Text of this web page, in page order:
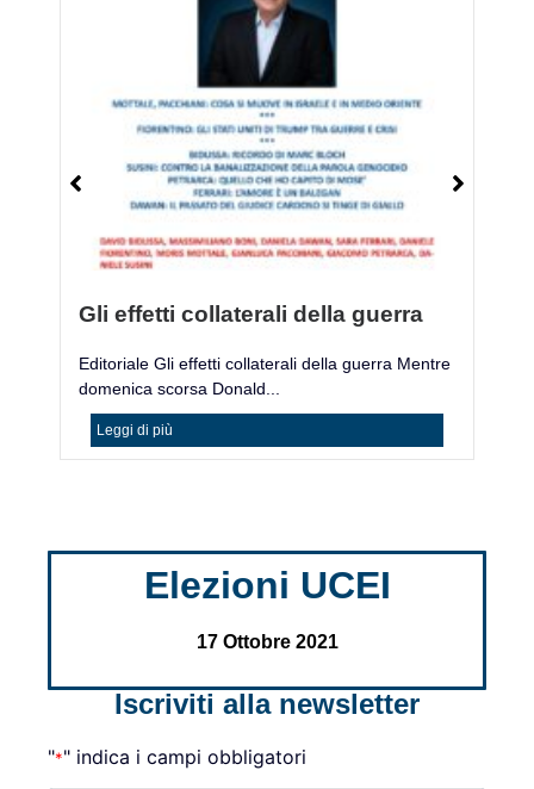
Gli effetti collaterali della guerra
Editoriale Gli effetti collaterali della guerra Mentre
domenica scorsa Donald...
Leggi di più
Elezioni UCEI
17 Ottobre 2021
Iscriviti alla newsletter
"*" indica i campi obbligatori